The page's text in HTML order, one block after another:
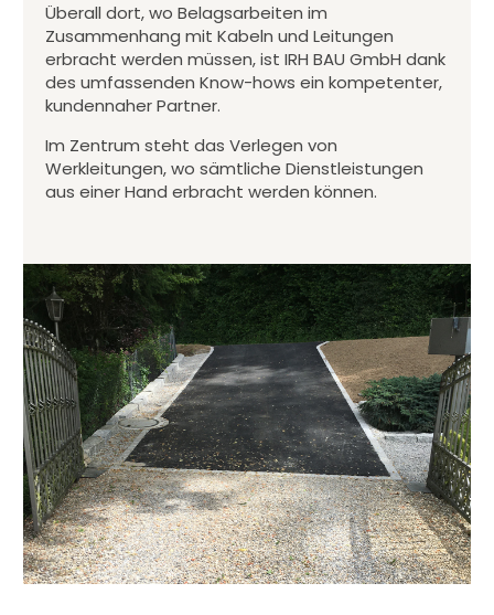
Überall dort, wo Belagsarbeiten im
Zusammenhang mit Kabeln und Leitungen
erbracht werden müssen, ist IRH BAU GmbH dank
des umfassenden Know-hows ein kompetenter,
kundennaher Partner.
Im Zentrum steht das Verlegen von
Werkleitungen, wo sämtliche Dienstleistungen
aus einer Hand erbracht werden können.